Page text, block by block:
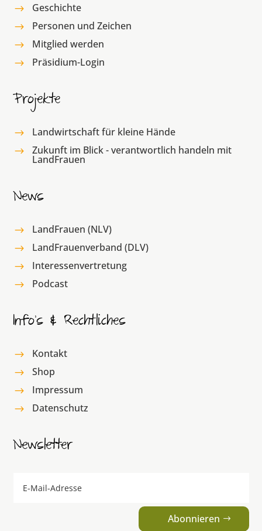
$ Geschichte
$ Personen und Zeichen
$ Mitglied werden
$ Präsidium-Login
Projekte
$ Landwirtschaft für kleine Hände
$ Zukunft im Blick - verantwortlich handeln mit
LandFrauen
News
$ LandFrauen (NLV)
$ LandFrauenverband (DLV)
$ Interessenvertretung
$ Podcast
Info’s & Rechtliches
$ Kontakt
$ Shop
$ Impressum
$ Datenschutz
Newsletter
Abonnieren